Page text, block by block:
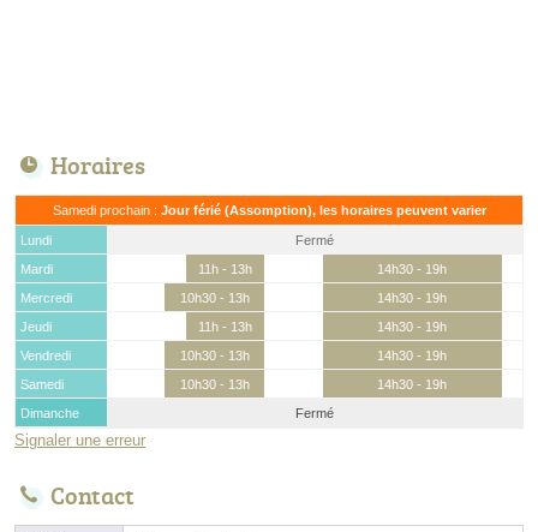
Horaires
Samedi prochain : Jour férié (Assomption), les horaires peuvent varier
Lundi
Fermé
Mardi
11h - 13h
14h30 - 19h
Mercredi
10h30 - 13h
14h30 - 19h
Jeudi
11h - 13h
14h30 - 19h
Vendredi
10h30 - 13h
14h30 - 19h
Samedi
10h30 - 13h
14h30 - 19h
Dimanche
Fermé
Signaler une erreur
Contact